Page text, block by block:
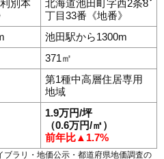
別本
北海道池田町字西2条8
丁目33番《地番》
池田駅から1300m
371㎡
第1種中高層住居専用
地域
1.9万円/坪
（0.6万円/㎡）
前年比▲1.7%
ブラリ・地価公示・都道府県地価調査の
別南町 利別本町西1条西2条